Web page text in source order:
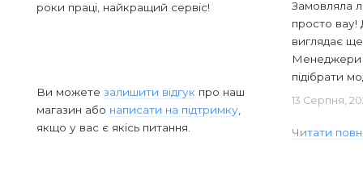
роки праці, найкращий сервіс!
Ви можете залишити відгук про наш
магазин або написати на підтримку,
якщо у вас є якісь питання.
Замовляла
просто вау!
виглядає
Менеджери
підібрати
13 Серпня,
Читати